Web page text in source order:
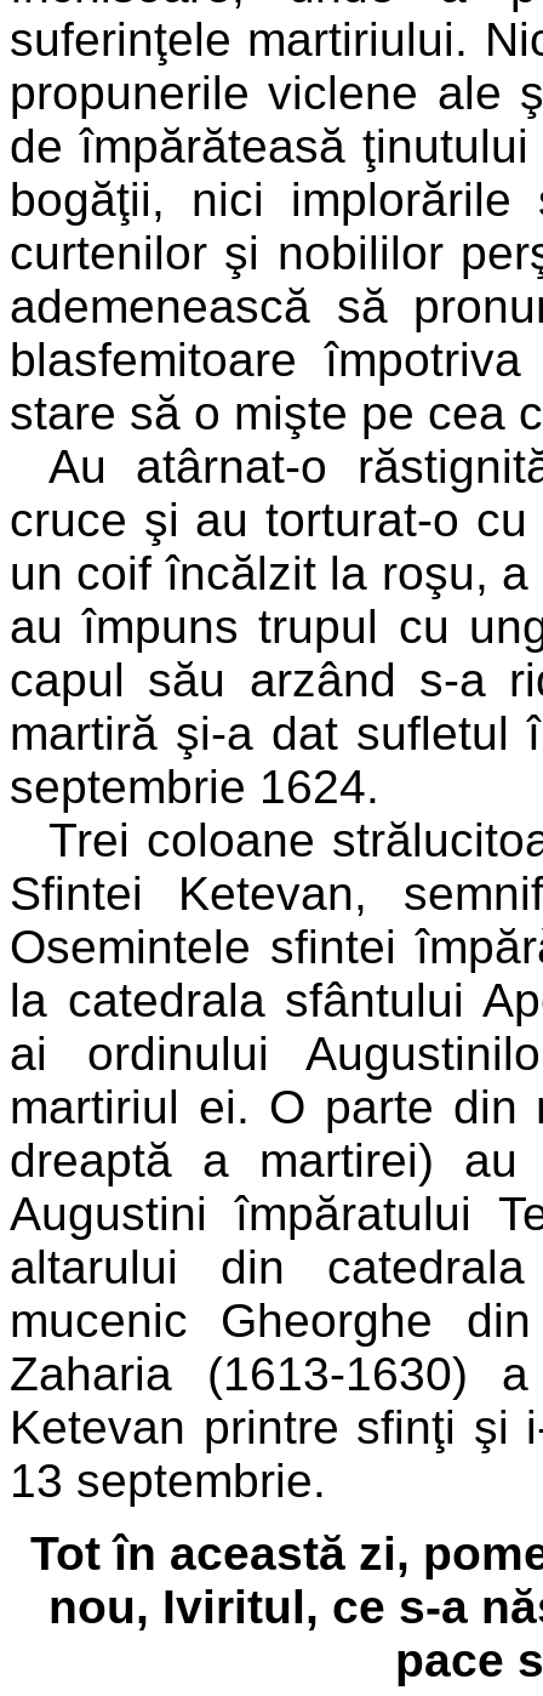
suferinţele martiriului.
propunerile viclene ale
de împărăteasă
bogăţii, nici implorările
curtenilor şi nobililor
ademenească să
blasfemitoare
stare să o mişte pe cea
Au atârnat-o
cruce şi au torturat-o
un coif încălzit la roşu,
au împuns trupul cu
capul său arzând s-a
martiră şi-a dat sufletul
septembrie 1624.
Trei coloane
Sfintei Ketevan,
Osemintele sfintei
la catedrala sfântului
ai ordinului
martiriul ei. O parte din
dreaptă a martirei)
Augustini împăratului
altarului din
mucenic Gheorghe
Zaharia (1613-1630)
Ketevan printre sfinţi şi
13 septembrie.
Tot în această zi,
nou, Iviritul, ce s-a
pace